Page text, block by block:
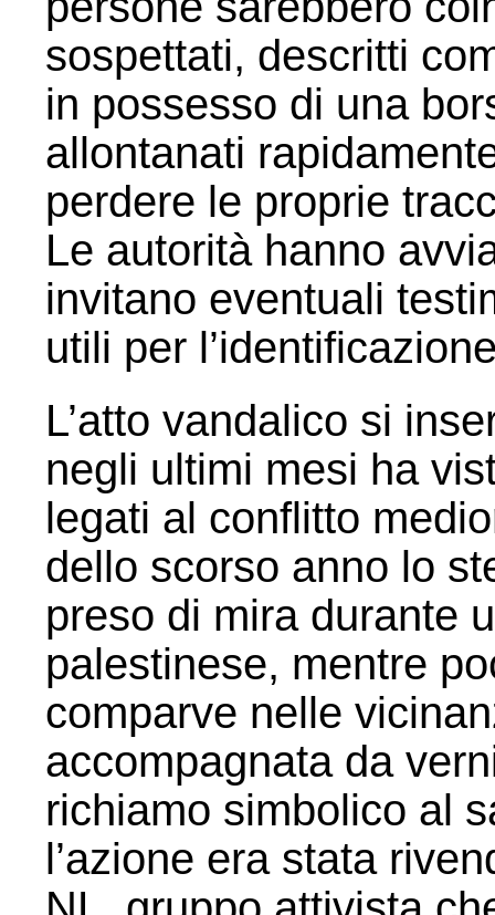
sospettati, descritti
in possesso di una
allontanati
perdere le proprie
Le autorità hanno
invitano eventuali
utili per
L’atto vandalico si
negli ultimi mesi ha
legati al conflitto
dello scorso anno lo
preso di mira durante
palestinese, mentre
comparve nelle
accompagnata da
richiamo simbolico al
l’azione era stata